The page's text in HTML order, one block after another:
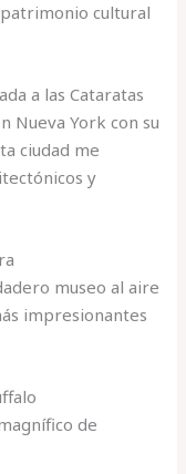
cultural
a las Cataratas
Nueva York con su
ciudad me
y
museo al aire
impresionantes
de